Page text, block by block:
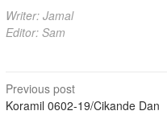
Writer: Jamal
Editor: Sam
Post
Previous post
Koramil 0602-19/Cikande Dan